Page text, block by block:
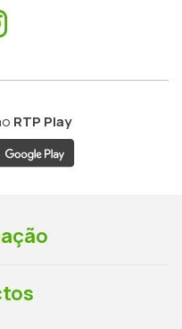
RTP Play